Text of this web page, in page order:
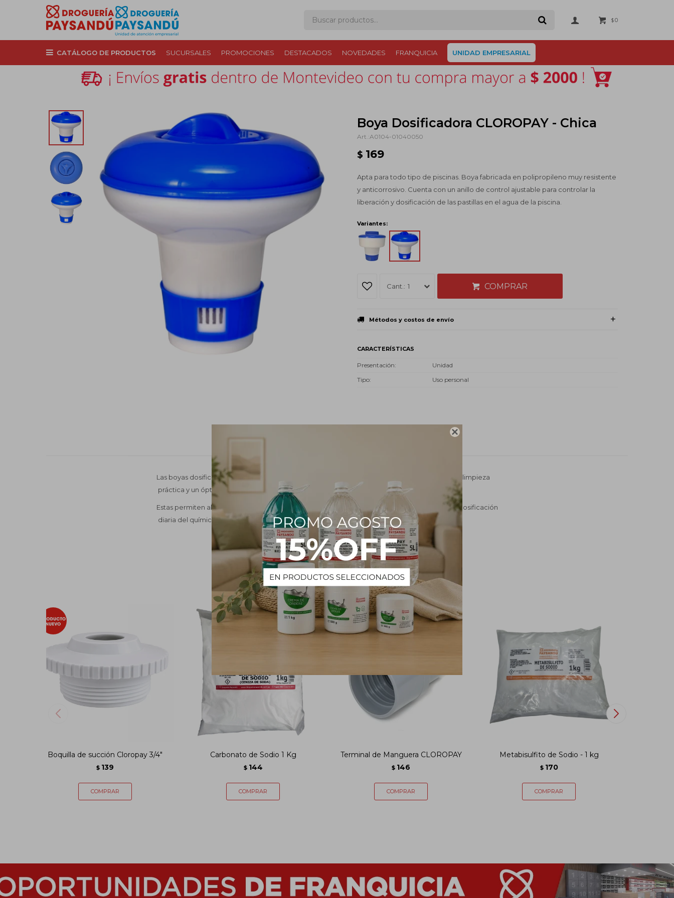

CATÁLOGO DE PRODUCTOS SUCURSALES PROMOCIONES DESTACADOS NOVEDADES FRANQUICIA UNIDAD EMPRESARIAL
$0
Boya Dosificadora CLOROPAY - Chica
A0104-01040050
$ 169
Apta para todo tipo de piscinas. Boya fabricada en polipropileno muy resistente
y anticorrosivo. Cuenta con un anillo de control ajustable para controlar la
liberación y dosificación de las pastillas en el agua de la piscina.
Variantes:
1 COMPRAR
Métodos y costos de envío
CARACTERÍSTICAS
Presentación
Unidad
Tipo
Uso personal
Las boyas dosificadoras son un accesorio indispensable, en invierno especialmente, para una limpieza
práctica y un óptimo mantenimiento del agua de nuestra piscina.
Estas permiten almacenar en su interior las pastillas de cloro o triple acción, asegurando una dosificación
diaria del químico al agua.
PRODUCTOS QUE TE PUEDEN INTERESAR
Boquilla de succión Cloropay 3/4"
$ 139
Carbonato de Sodio 1 Kg
$ 144
Terminal de Manguera CLOROPAY
$ 146
Metabisulfito de Sodio - 1 kg
$ 170